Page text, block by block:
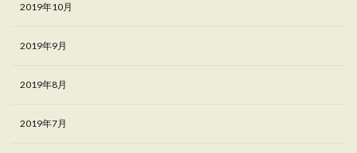
2019年10月
2019年9月
2019年8月
2019年7月